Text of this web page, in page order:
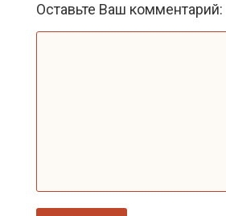
Оставьте Ваш комментарий: